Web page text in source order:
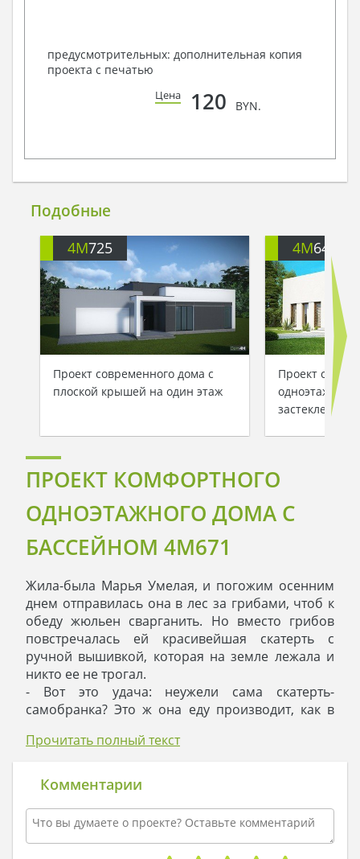
предусмотрительных: дополнительная копия
проекта с печатью
Цена 120 BYN.
Подобные
4M725
Проект современного дома с
плоской крышей на один этаж
4M646
Проект
одноэтажного
застекленной
ПРОЕКТ КОМФОРТНОГО
ОДНОЭТАЖНОГО ДОМА С
БАССЕЙНОМ 4M671
Жила-была Марья Умелая, и погожим осенним
днем отправилась она в лес за грибами, чтоб к
обеду жюльен сварганить. Но вместо грибов
повстречалась ей красивейшая скатерть с
ручной вышивкой, которая на земле лежала и
никто ее не трогал.
- Вот это удача: неужели сама скатерть-
самобранка? Это ж она еду производит, как в
загадай! - сказала Марья Умелая.
дому не перекладывай, - возмутилась скатерть, –
я стряпать не умею и не люблю. По другой части
волшебства мастерю.
- А новый дом смастерить можешь? - спросила
Прочитать полный текст
Комментарии